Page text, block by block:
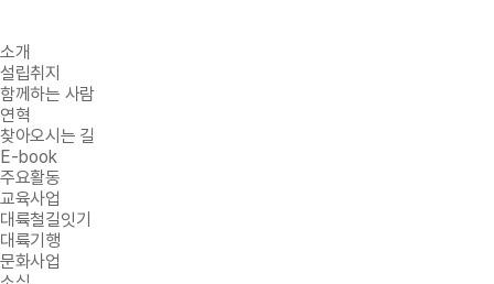
소개
설립취지
함께하는 사람
연혁
찾아오시는 길
E-book
주요활동
교육사업
대륙철길잇기
대륙기행
문화사업